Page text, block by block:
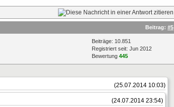
Beitrag: #5
Beiträge: 10.851
Registriert seit: Jun 2012
Bewertung 445
(25.07.2014 10:03)
(24.07.2014 23:54)